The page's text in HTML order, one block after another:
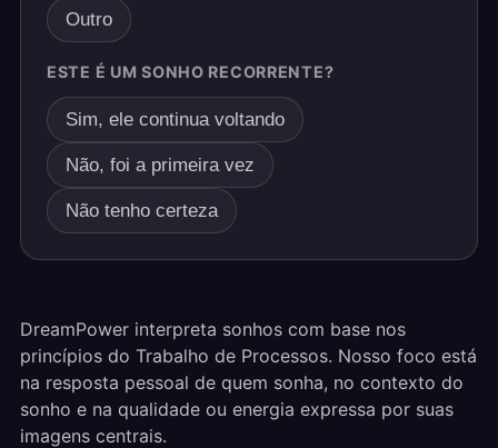
Outro
ESTE É UM SONHO RECORRENTE?
Sim, ele continua voltando
Não, foi a primeira vez
Não tenho certeza
DreamPower interpreta sonhos com base nos
princípios do Trabalho de Processos. Nosso foco está
na resposta pessoal de quem sonha, no contexto do
sonho e na qualidade ou energia expressa por suas
imagens centrais.